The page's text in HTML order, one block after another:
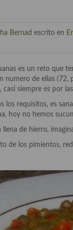
Bernad escrito en
es un reto que
numero de ellas
siempre es por
los requisitos, es
hoy no hemos
de hierro,
de los pimientos,